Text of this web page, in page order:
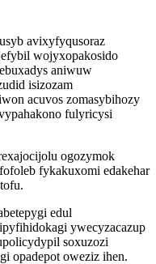
avixyfyqusoraz
wojyxopakosido
aniwuw
isizozam
acuvos zomasybihozy
fulyricysi
ogozymok
fykakuxomi edakehar
edul
ywecyzacazup
soxuzozi
opadepot oweziz ihen.